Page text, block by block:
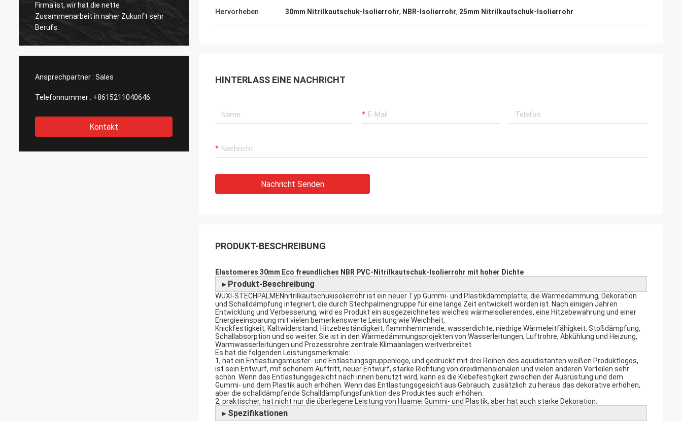
Firma ist, wir hat die nette
Zusammenarbeit in naher Zukunft sehr
Berufs.
Zusammenarbeit in naher Zukunft sehr
Berufs.
Ansprechpartner : Sales
Telefonnummer : +8615211040646
Kontakt
Hervorheben 30mm Nitrilkautschuk-Isolierrohr, NBR-Isolierrohr, 25mm Nitrilkautschuk-Isolierrohr
HINTERLASS EINE NACHRICHT
Nachricht Senden
PRODUKT-BESCHREIBUNG
Elastomeres 30mm Eco freundliches NBR PVC-Nitrilkautschuk-Isolierrohr mit hoher Dichte
► Produkt-Beschreibung
WUXI-STECHPALMENnitrilkautschukisolierrohr ist ein neuer Typ Gummi- und Plastikdämmplatte, die Wärmedämmung, Dekoration
und Schalldämpfung integriert, die durch Stechpalmengruppe für eine lange Zeit entwickelt worden ist. Nach einigen Jahren
Entwicklung und Verbesserung, wird es Produkt ein ausgezeichnetes weiches wärmeisolierendes, eine Hitzebewahrung und einer
Energieeinsparung mit vielen bemerkenswerte Leistung wie Weichheit,
Knickfestigkeit, Kaltwiderstand, Hitzebeständigkeit, flammhemmende, wasserdichte, niedrige Wärmeleitfähigkeit, Stoßdämpfung,
Schallabsorption und so weiter. Sie ist in den Wärmedämmungsprojekten von Wasserleitungen, Luftrohre, Abkühlung und Heizung,
Warmwasserleitungen und Prozessrohre zentrale Klimaanlagen weitverbreitet.
Es hat die folgenden Leistungsmerkmale:
1, hat ein Entlastungsmuster- und Entlastungsgruppenlogo, und gedruckt mit drei Reihen des äquidistanten weißen Produktlogos,
ist sein Entwurf, mit schönem Auftritt, neuer Entwurf, starke Richtung von dreidimensionalen und vielen anderen Vorteilen sehr
schön. Wenn das Entlastungsgesicht nach innen benutzt wird, kann es die Klebefestigkeit zwischen der Ausrüstung und dem
Gummi- und dem Plastik auch erhöhen. Wenn das Entlastungsgesicht aus Gebrauch, zusätzlich zu heraus das dekorative erhöhen,
aber die schalldämpfende Schalldämpfungsfunktion des Produktes auch erhöhen.
2, praktischer, hat nicht nur die überlegene Leistung von Huamei Gummi- und Plastik, aber hat auch starke Dekoration.
► Spezifikationen